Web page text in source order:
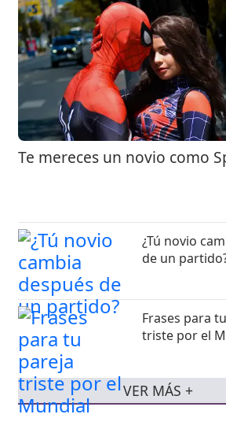
Te mereces un novio como
¿Tú novio
de un
Frases para
triste por el
VER MÁS +